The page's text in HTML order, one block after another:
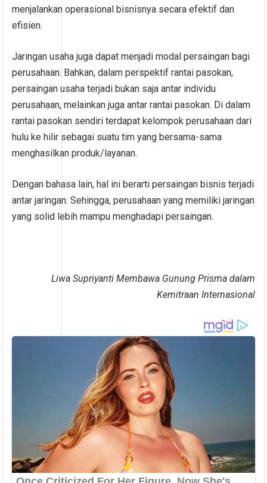
menjalankan operasional bisnisnya secara efektif dan
efisien.
Jaringan usaha juga dapat menjadi modal persaingan bagi
perusahaan. Bahkan, dalam perspektif rantai pasokan,
persaingan usaha terjadi bukan saja antar individu
perusahaan, melainkan juga antar rantai pasokan. Di dalam
rantai pasokan sendiri terdapat kelompok perusahaan dari
hulu ke hilir sebagai suatu tim yang bersama-sama
menghasilkan produk/layanan.
Dengan bahasa lain, hal ini berarti persaingan bisnis terjadi
antar jaringan. Sehingga, perusahaan yang memiliki jaringan
yang solid lebih mampu menghadapi persaingan.
Liwa Supriyanti Membawa Gunung Prisma dalam
Kemitraan Internasional